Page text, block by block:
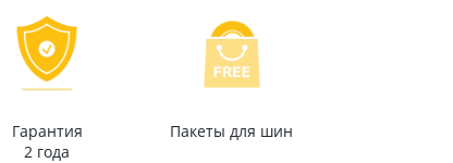
Гарантия
2 года
Пакеты для шин